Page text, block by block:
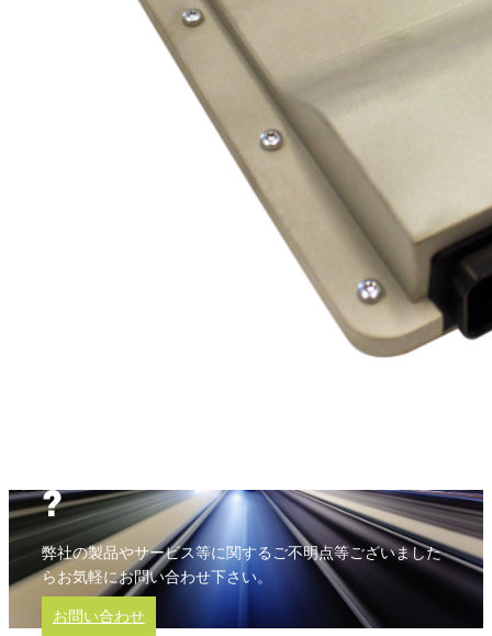
?
弊社の製品やサービス等に関するご不明点等ございました
らお気軽にお問い合わせ下さい。
お問い合わせ